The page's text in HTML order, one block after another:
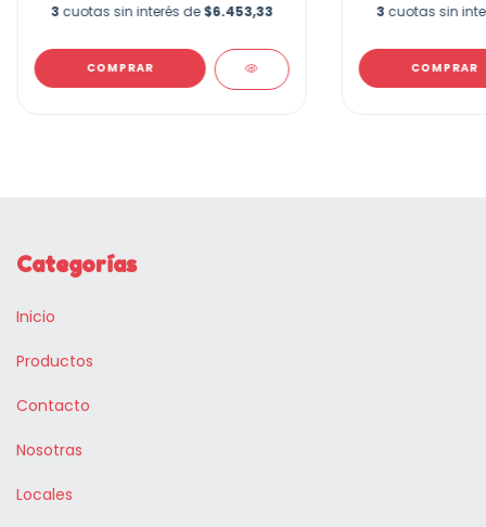
3 cuotas sin interés de$6.453,33
COMPRAR
3 cuotas sin
COMPRAR
Categorías
Inicio
Productos
Contacto
Nosotras
Locales